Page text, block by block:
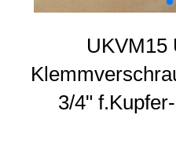
UKVM15
3/4"